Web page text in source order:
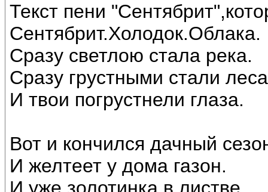
Текст пени
Сентябрит.Холодок.Облака.
Сразу светлою стала река.
Сразу грустными стали
И твои погрустнели глаза.
Вот и кончился дачный
И желтеет у дома газон.